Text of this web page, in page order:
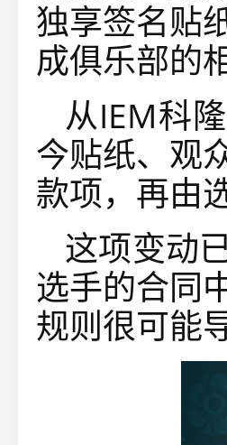
独享签名贴
成俱乐部的
从IEM科
今贴纸、观
款项，再由
这项变动
选手的合同
规则很可能